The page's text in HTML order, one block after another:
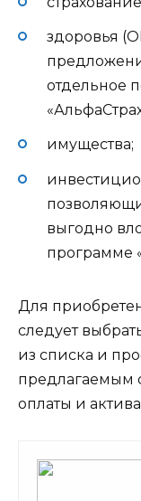
здоровья
отдельное
имущества;
выгодно
программе
Для
следует
из списка и
предлагаемым
оплаты и